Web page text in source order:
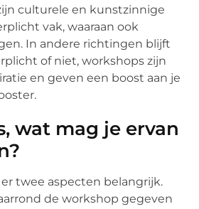
culturele en kunstzinnige
vak, waaraan ook
In andere richtingen blijft
of niet, workshops zijn
en geven een boost aan je
wat mag je ervan
twee aspecten belangrijk.
de workshop gegeven